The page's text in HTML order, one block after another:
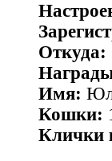
Откуда:
Имя:
Кошки:
Клички